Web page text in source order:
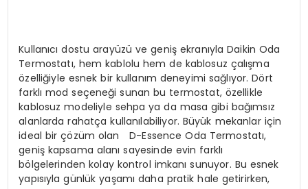
Kullanıcı dostu arayüzü ve geniş ekranıyla Daikin Oda
Termostatı, hem kablolu hem de kablosuz çalışma
özelliğiyle esnek bir kullanım deneyimi sağlıyor. Dört
farklı mod seçeneği sunan bu termostat, özellikle
kablosuz modeliyle sehpa ya da masa gibi bağımsız
alanlarda rahatça kullanılabiliyor. Büyük mekanlar için
ideal bir çözüm olan D-Essence Oda Termostatı,
geniş kapsama alanı sayesinde evin farklı
bölgelerinden kolay kontrol imkanı sunuyor. Bu esnek
yapısıyla günlük yaşamı daha pratik hale getirirken,